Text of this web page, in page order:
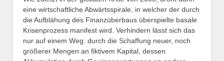
eine wirtschaftliche Abwärtsspirale, in welcher der durch
die Aufblähung des Finanzüberbaus überspielte basale
Krisenprozess manifest wird. Verhindern lässt sich das
nur auf einem Weg: durch die Schaffung neuer, noch
größerer Mengen an fiktivem Kapital, dessen